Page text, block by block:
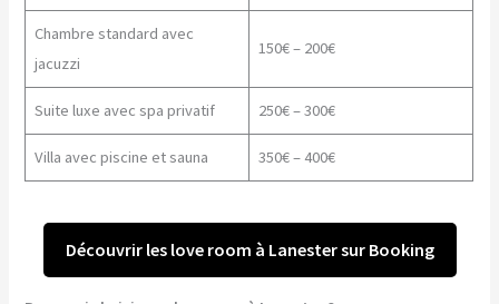
Chambre standard avec
jacuzzi
150€ – 200€
Suite luxe avec spa privatif 250€ – 300€
Villa avec piscine et sauna 350€ – 400€
Découvrir les love room à Lanester sur Booking